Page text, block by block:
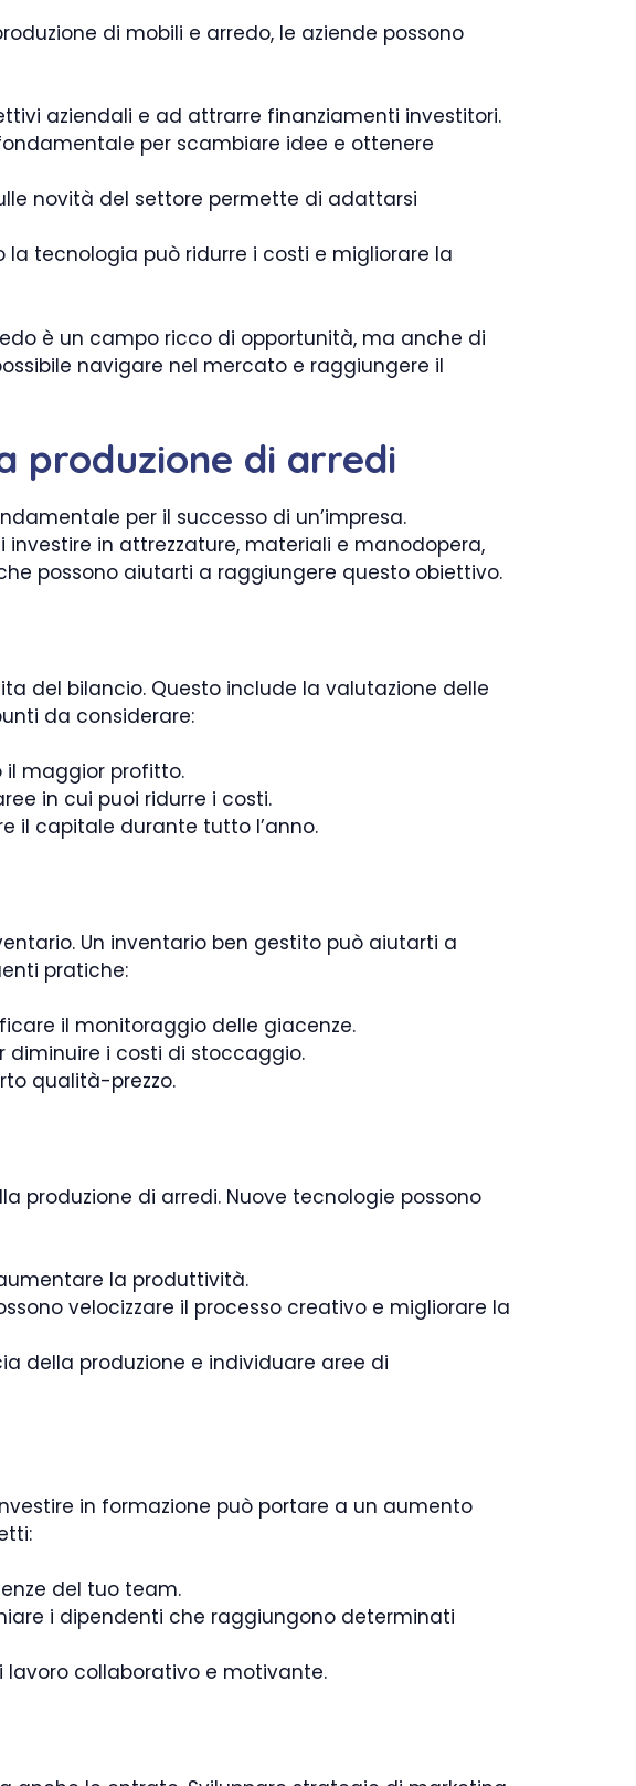
di mobili e arredo, le aziende possono
aziendali e ad attrarre finanziamenti investitori.
per scambiare idee e ottenere
novità del settore permette di adattarsi
tecnologia può ridurre i costi e migliorare la
è un campo ricco di opportunità, ma anche di
navigare nel mercato e raggiungere il
produzione di arredi
per il successo di un’impresa.
in attrezzature, materiali e manodopera,
possono aiutarti a raggiungere questo obiettivo.
del bilancio. Questo include la valutazione delle
da considerare:
il maggior profitto.
in cui puoi ridurre i costi.
il capitale durante tutto l’anno.
Un inventario ben gestito può aiutarti a
pratiche:
il monitoraggio delle giacenze.
diminuire i costi di stoccaggio.
qualità-prezzo.
produzione di arredi. Nuove tecnologie possono
la produttività.
velocizzare il processo creativo e migliorare la
della produzione e individuare aree di
in formazione può portare a un aumento
del tuo team.
i dipendenti che raggiungono determinati
collaborativo e motivante.